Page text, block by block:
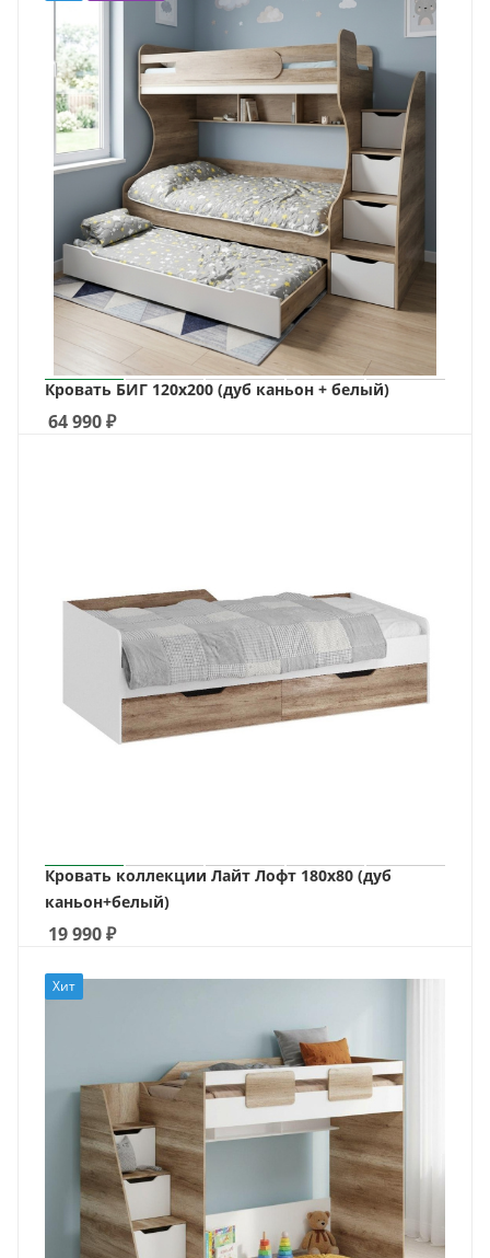
Кровать БИГ 120х200 (дуб каньон + белый)
64 990₽
Кровать коллекции Лайт Лофт 180х80 (дуб
каньон+белый)
19 990₽
Хит